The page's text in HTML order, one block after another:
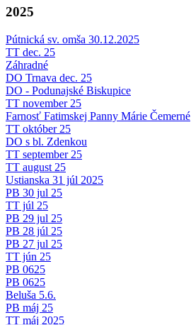
2025
Pútnická sv. omša 30.12.2025
TT dec. 25
Záhradné
DO Trnava dec. 25
DO - Podunajské Biskupice
TT november 25
Farnosť Fatimskej Panny Márie Čemerné
TT október 25
DO s bl. Zdenkou
TT september 25
TT august 25
Ustianska 31 júl 2025
PB 30 jul 25
TT júl 25
PB 29 jul 25
PB 28 júl 25
PB 27 jul 25
TT jún 25
PB 0625
PB 0625
Beluša 5.6.
PB máj 25
TT máj 2025